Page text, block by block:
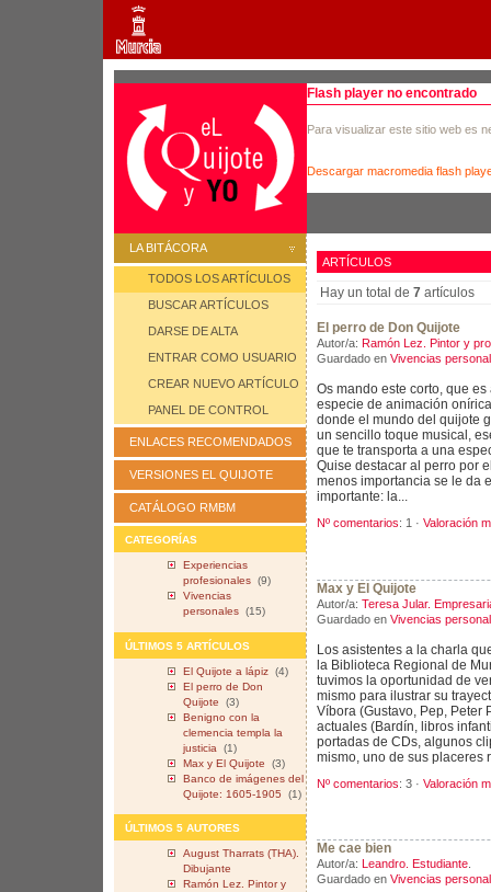
Flash player no encontrado
Para visualizar este sitio web es
Descargar macromedia flash
LA BITÁCORA
TODOS LOS ARTÍCULOS
BUSCAR ARTÍCULOS
DARSE DE ALTA
ENTRAR COMO USUARIO
CREAR NUEVO ARTÍCULO
PANEL DE CONTROL
ENLACES RECOMENDADOS
VERSIONES EL QUIJOTE
CATÁLOGO RMBM
CATEGORÍAS
Experiencias
profesionales (9)
Vivencias
personales (15)
ÚLTIMOS 5 ARTÍCULOS
El Quijote a lápiz (4)
El perro de Don
Quijote
(3)
Benigno con la
clemencia templa la
justicia
(1)
Max y El Quijote
(3)
Banco de imágenes del
Quijote: 1605-1905
(1)
ÚLTIMOS 5 AUTORES
August Tharrats (THA).
Dibujante
Ramón Lez. Pintor y
ARTÍCULOS
Hay un total de 7 artículos
El perro de Don Quijote
Autor/a: Ramón Lez. Pintor y
Guardado en Vivencias
Os mando este corto, que
especie de animación
donde el mundo del quijote
un sencillo toque musical,
que te transporta a una
Quise destacar al perro por
menos importancia se le da
importante: la...
Nº comentarios: 1 · Valoración
Max y El Quijote
Autor/a: Teresa Jular.
Guardado en Vivencias
Los asistentes a la charla
la Biblioteca Regional de
tuvimos la oportunidad de
mismo para ilustrar su
Víbora (Gustavo, Pep, Peter
actuales (Bardín, libros
portadas de CDs, algunos
mismo, uno de sus placeres
Nº comentarios: 3 · Valoración
Me cae bien
Autor/a: Leandro. Estudiante
Guardado en Vivencias